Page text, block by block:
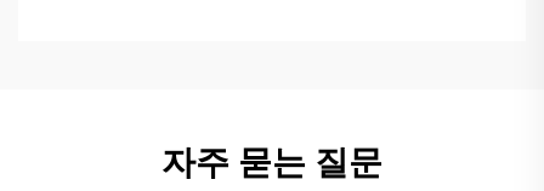
자주 묻는 질문